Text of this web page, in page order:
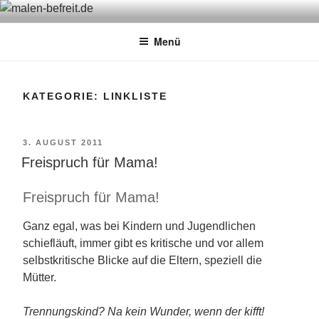
Zum
InhaltMALEN-BEFREIT.DE
Menü
KATEGORIE: LINKLISTE
VERÖFFENTLICHT
AM
3. AUGUST 2011
Freispruch für Mama!
Freispruch für Mama!
Ganz egal, was bei Kindern und Jugendlichen
schiefläuft, immer gibt es kritische und vor allem
selbstkritische Blicke auf die Eltern, speziell die
Mütter.
Trennungskind? Na kein Wunder, wenn der kifft!